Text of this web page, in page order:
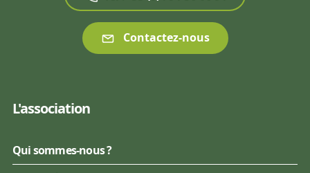
Contactez-nous
L'association
Qui sommes-nous ?